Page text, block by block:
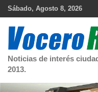
Skip
Sábado, Agosto 8, 2026
Noticias de interés
2013.